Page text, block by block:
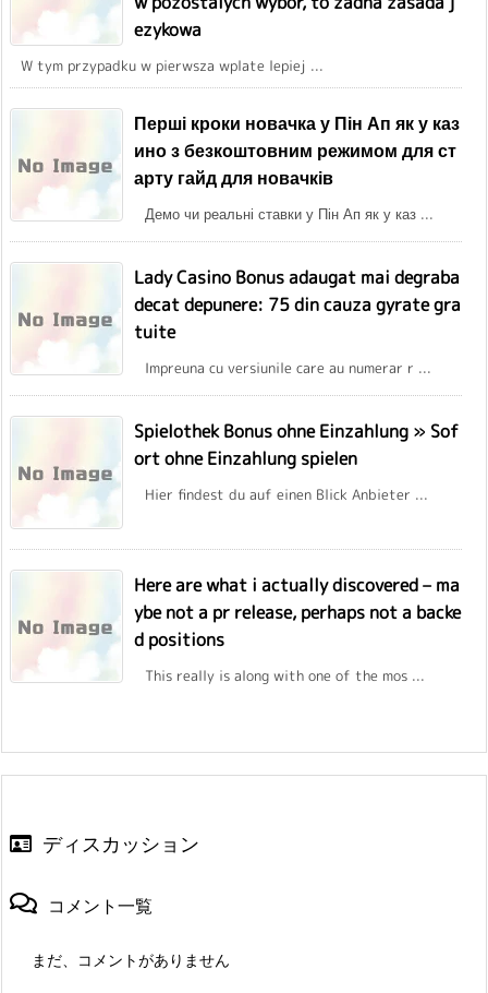
ezykowa
W tym przypadku w pierwsza wplate lepiej ...
Перші кроки новачка у Пін Ап як у каз
ино з безкоштовним режимом для ст
арту гайд для новачків
Демо чи реальні ставки у Пін Ап як у каз ...
Lady Casino Bonus adaugat mai degraba
decat depunere: 75 din cauza gyrate gra
tuite
Impreuna cu versiunile care au numerar r ...
Spielothek Bonus ohne Einzahlung » Sof
ort ohne Einzahlung spielen
Hier findest du auf einen Blick Anbieter ...
Here are what i actually discovered – ma
ybe not a pr release, perhaps not a backe
d positions
This really is along with one of the mos ...
ディスカッション
コメント一覧
まだ、コメントがありません